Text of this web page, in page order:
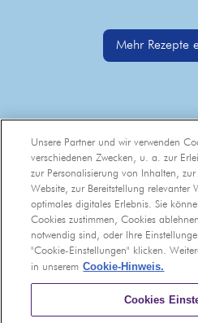
Mehr Rezepte
Unsere Partner und wir verwenden
verschiedenen Zwecken, u. a. zur
zur Personalisierung von Inhalten,
Website, zur Bereitstellung relevanter
optimales digitales Erlebnis. Sie
Cookies zustimmen, Cookies
notwendig sind, oder Ihre
"Cookie-Einstellungen" klicken.
in unserem Cookie-Hinweis.
Cookies